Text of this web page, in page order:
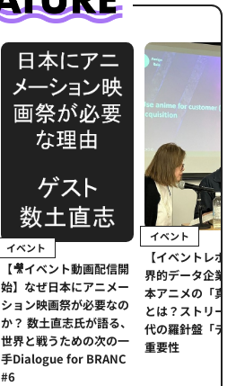
イベント
【🎥イベント動画配信開
始】なぜ日本にアニメー
ション映画祭が必要なの
か？ 数土直志氏が語る、
世界と戦うための次の一
手Dialogue for BRANC
#6
イベント
【イベントレポ
界的データ企業
本アニメの「真
とは？ストリー
代の羅針盤「デ
重要性